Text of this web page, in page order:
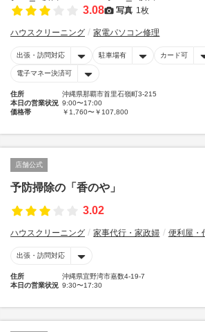
3.08 写真 1枚
ハウスクリーニング 家電パソコン修理
出張・訪問対応 駐車場有 カード可
電子マネー決済可
住所
沖縄県那覇市首里石嶺町3-215
本日の営業状況 9:00〜17:00
価格帯
￥1,760〜￥107,800
店舗公式
予防掃除の「香のや」
3.02
ハウスクリーニング 家事代行・家政婦 便利屋・
出張・訪問対応
住所
沖縄県宜野湾市嘉数4‐19‐7
本日の営業状況 9:30〜17:30